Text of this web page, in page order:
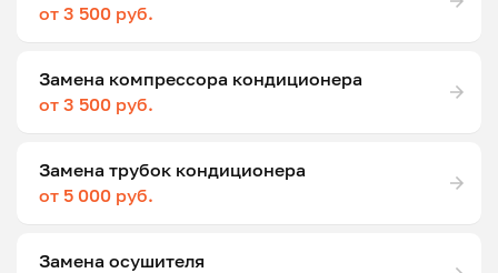
от 3 500 руб.
Замена компрессора кондиционера
от 3 500 руб.
Замена трубок кондиционера
от 5 000 руб.
Замена осушителя